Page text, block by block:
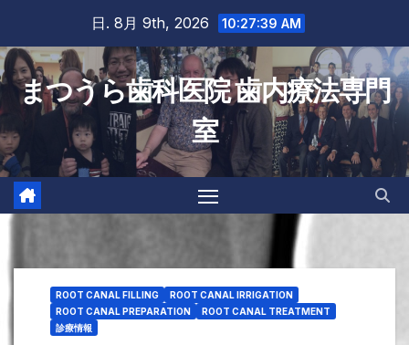
content
日. 8月 9th, 2026 10:27:40 AM
まつうら歯科医院 歯内療法専門
室
ROOT CANAL FILLING
ROOT CANAL IRRIGATION
ROOT CANAL PREPARATION
ROOT CANAL TREATMENT
診療情報